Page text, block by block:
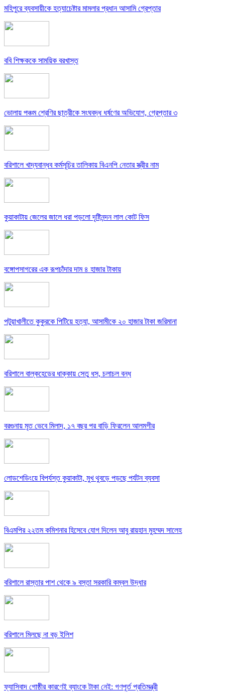
মহিপুরে ব্যবসায়ীকে হত্যাচেষ্টার মামলার প্রধান আসামি গ্রেপ্তার
ববি শিক্ষককে সাময়িক বরখাস্ত
ভোলায় পঞ্চম শ্রেণির ছাত্রীকে সংঘবদ্ধ ধর্ষণের অভিযোগ, গ্রেপ্তার ৩
বরিশালে খাদ্যবান্ধব কর্মসূচির তালিকায় বিএনপি নেতার স্ত্রীর নাম
কুয়াকাটায় জেলের জালে ধরা পড়লো দৃষ্টিনন্দন লাল কোট ফিস
বঙ্গোপসাগরের এক রূপচাঁদার দাম ৪ হাজার টাকায়
পটুয়াখালীতে কুকুরকে পিটিয়ে হত্যা, আসামীকে ২০ হাজার টাকা জরিমানা
বরিশালে বাল্কহেডের ধাক্কায় সেতু ধস, চলাচল বন্ধ
বরগুনায় মৃত ভেবে মিলাদ, ১৭ বছর পর বাড়ি ফিরলেন আলমগীর
লোডশেডিংয়ে বিপর্যস্ত কুয়াকাটা, মুখ থুবড়ে পড়ছে পর্যটন ব্যবসা
বিএমপির ২২তম কমিশনার হিসেবে যোগ দিলেন আবু রায়হান মুহম্মদ সালেহ
বরিশালে রাস্তার পাশ থেকে ৯ বস্তা সরকারি কম্বল উদ্ধার
বরিশালে মিলছে না বড় ইলিশ
ফ্যাসিবাদ গোষ্ঠীর কারণেই ব্যাংকে টাকা নেই: গণপূর্ত প্রতিমন্ত্রী